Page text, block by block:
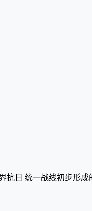
抗日 统一战线初步形成